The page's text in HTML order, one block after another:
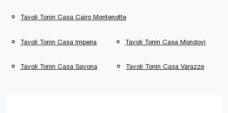
Tavoli Tonin Casa Cairo Montenotte
Tavoli Tonin Casa Imperia Tavoli Tonin Casa Mondovì
Tavoli Tonin Casa Savona Tavoli Tonin Casa Varazze